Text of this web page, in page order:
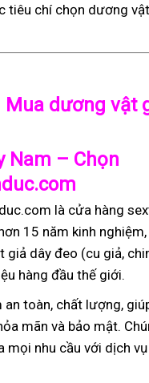
tiêu chí chọn dương
Mua dương vật
Nam – Chọn
là cửa hàng
15 năm kinh
giả dây đeo (cu giả,
hàng đầu thế giới.
an toàn, chất lượng,
mãn và bảo mật.
mọi nhu cầu với dịch